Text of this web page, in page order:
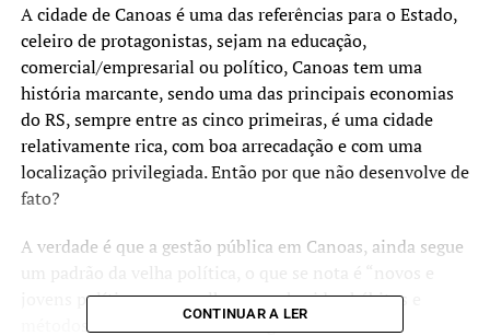
A cidade de Canoas é uma das referências para o Estado,
celeiro de protagonistas, sejam na educação,
comercial/empresarial ou político, Canoas tem uma
história marcante, sendo uma das principais economias
do RS, sempre entre as cinco primeiras, é uma cidade
relativamente rica, com boa arrecadação e com uma
localização privilegiada. Então por que não desenvolve de
fato?
A verdade é que a gestão pública em Canoas, ainda segue
jovens políticos, com velhos e conhecidos hábitos e
métodos”. Infelizmente a atual gestão não faz as
CONTINUAR A LER